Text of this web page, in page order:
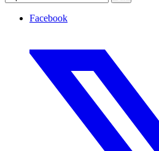
Facebook